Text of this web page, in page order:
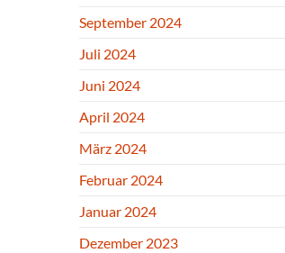
September 2024
Juli 2024
Juni 2024
April 2024
März 2024
Februar 2024
Januar 2024
Dezember 2023